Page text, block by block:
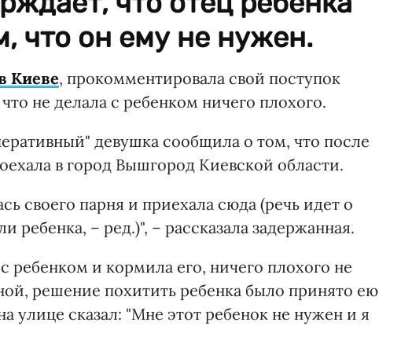
что он ему не нужен.
Киеве, прокомментировала свой поступок
не делала с ребенком ничего плохого.
девушка сообщила о том, что после
в город Вышгород Киевской области.
своего парня и приехала сюда (речь идет о
ребенка, – ред.)", – рассказала задержанная.
ребенком и кормила его, ничего плохого не
решение похитить ребенка было принято ею
улице сказал: "Мне этот ребенок не нужен и я